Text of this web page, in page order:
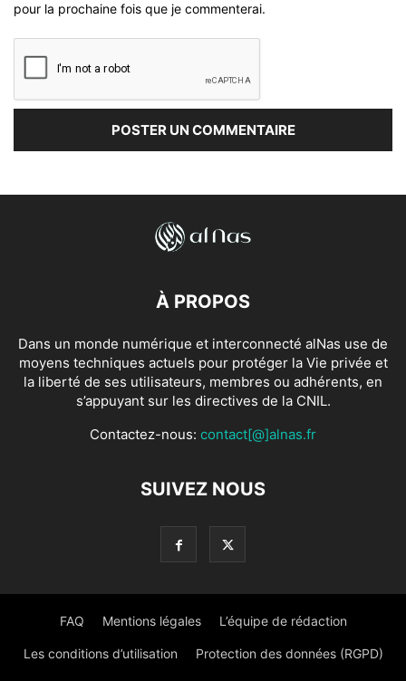
pour la prochaine fois que je commenterai.
À PROPOS
Dans un monde numérique et interconnecté alNas use de
moyens techniques actuels pour protéger la Vie privée et
la liberté de ses utilisateurs, membres ou adhérents, en
s’appuyant sur les directives de la CNIL.
Contactez-nous: contact[@]alnas.fr
SUIVEZ NOUS
FAQ Mentions légales L’équipe de rédaction
Les conditions d’utilisation Protection des données (RGPD)